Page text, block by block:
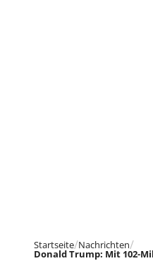
Startseite Nachrichten
Donald Trump: Mit 102-